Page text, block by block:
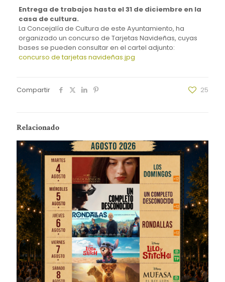
Entrega de trabajos hasta el 31 de diciembre en la
casa de cultura.
La Concejalía de Cultura de este Ayuntamiento, ha
organizado un concurso de Tarjetas Navideñas, cuyas
bases se pueden consultar en el cartel adjunto:
concurso de tarjetas navideñas.jpg
Compartir 25
Relacionado